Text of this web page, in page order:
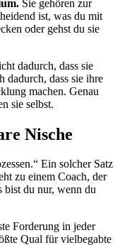
Sie gehören zur
ist, was du mit
oder gehst du sie
dadurch, dass sie
dadurch, dass sie ihre
machen. Genau
sie selbst.
Nische
Ein solcher Satz
zu einem Coach, der
bist du nur, wenn du
Forderung in jeder
Qual für vielbegabte